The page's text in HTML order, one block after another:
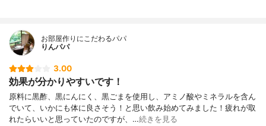
お部屋作りにこだわるパパ
りんパパ
3.00
効果が分かりやすいです！
原料に黒酢、黒にんにく、黒ごまを使用し、アミノ酸やミネラルを含ん
でいて、いかにも体に良さそう！と思い飲み始めてみました！疲れが取
れたらいいと思っていたのですが、…続きを見る